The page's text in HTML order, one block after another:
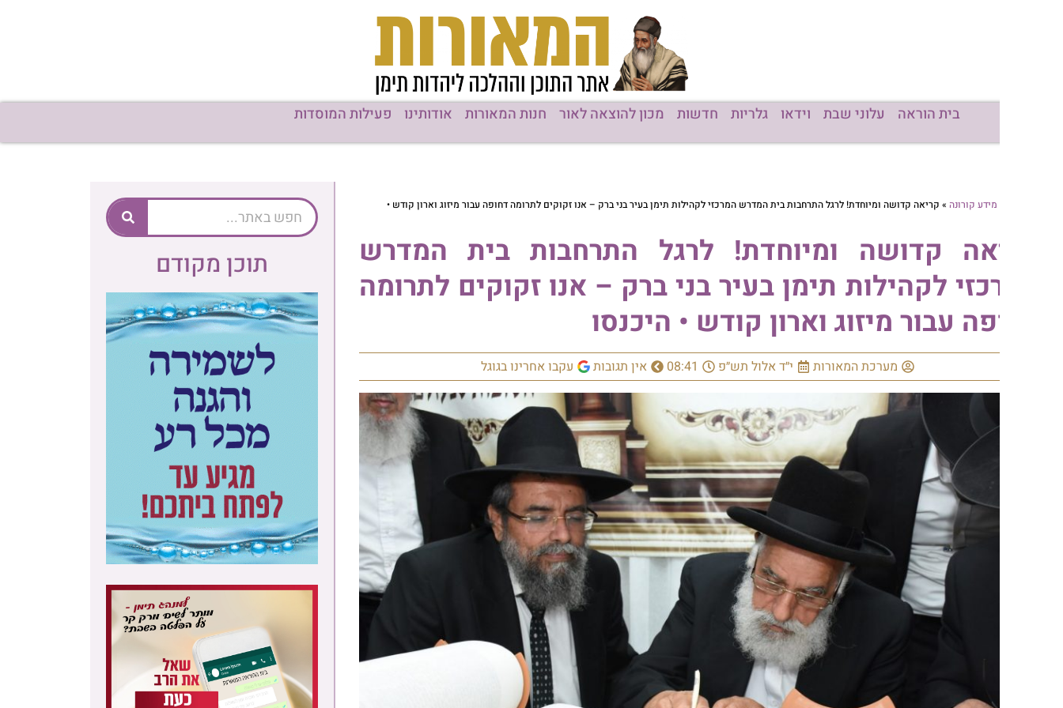
עלוני שבת וידאו גלריות חדשות מכון להוצאה לאור חנות המאורות אודותינו פעילות המוסדות
קריאה קדושה ומיוחדת! לרגל התרחבות בית המדרש המרכזי לקהילות תימן בעיר בני ברק – אנו זקוקים לתרומה דחופה עבור מיזוג וארון קודש •
קדושה ומיוחדת! לרגל התרחבות בית המדרש
לקהילות תימן בעיר בני ברק – אנו זקוקים לתרומה
עבור מיזוג וארון קודש • היכנסו
מערכת המאורות י״ד אלול תש״פ 08:41 אין תגובות עקבו אחרינו בגוגל
תוכן מקודם